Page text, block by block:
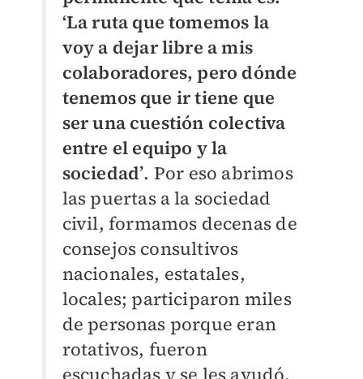
‘La ruta que tomemos la
voy a dejar libre a mis
colaboradores, pero dónde
tenemos que ir tiene que
ser una cuestión colectiva
entre el equipo y la
sociedad’. Por eso abrimos
las puertas a la sociedad
civil, formamos decenas de
consejos consultivos
nacionales, estatales,
locales; participaron miles
de personas porque eran
rotativos, fueron